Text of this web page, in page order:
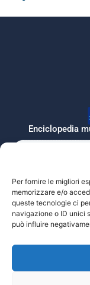
Per fornire le migliori
memorizzare e/o
queste tecnologie ci
navigazione o ID unici
può influire
Tiflopedia è un sito
Nazionale delle
Onlus
Enciclopedia
© 2026